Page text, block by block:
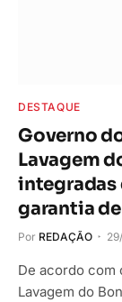
DESTAQUE
Governo
Lavagem
integradas
garantia
Por REDAÇÃO
De acordo com
Lavagem do